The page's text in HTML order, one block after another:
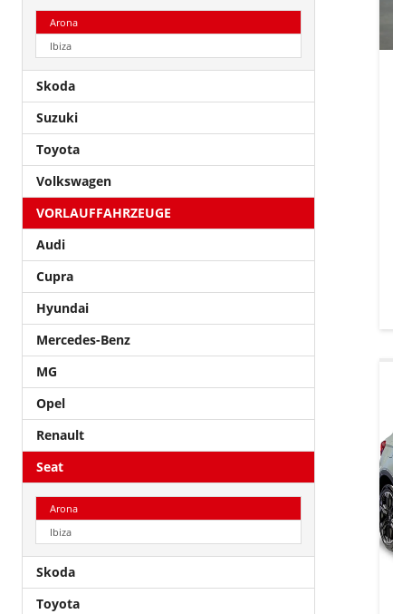
Arona
Ibiza
Skoda
Suzuki
Toyota
Volkswagen
VORLAUFFAHRZEUGE
Audi
Cupra
Hyundai
Mercedes-Benz
MG
Opel
Renault
Seat
Arona
Ibiza
Skoda
Toyota